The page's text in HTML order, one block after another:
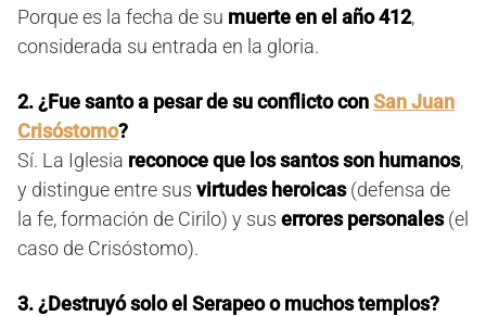
Porque es la fecha de su muerte en el año 412,
considerada su entrada en la gloria.
2. ¿Fue santo a pesar de su conflicto conSan Juan
Crisóstomo?
Sí. La Iglesia reconoce que los santos son humanos,
y distingue entre sus virtudes heroicas(defensa de
la fe, formación de Cirilo) y sus errores personales(el
caso de Crisóstomo).
3. ¿Destruyó solo el Serapeo o muchos templos?